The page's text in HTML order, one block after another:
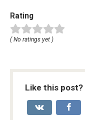
Rating
( No ratings yet )
Like this